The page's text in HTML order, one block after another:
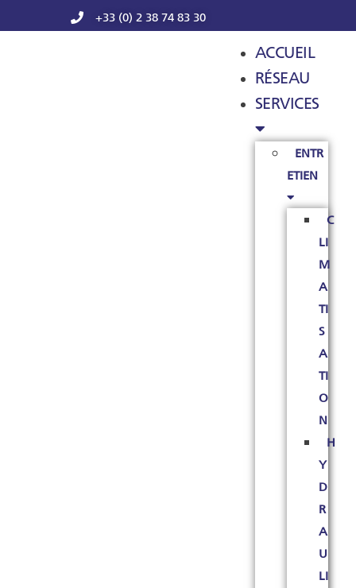
+33 (0) 2 38 74 83 30
ACCUEIL
RÉSEAU
SERVICES
ENTR
ETIEN
C
LI
M
A
TI
S
A
TI
O
N
H
Y
D
R
A
U
LI